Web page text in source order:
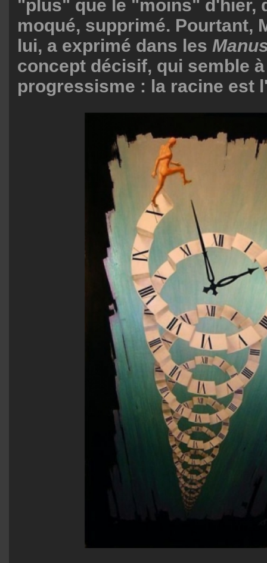
"plus" que le "moins" d'hier,
moqué, supprimé. Pourtant,
lui, a exprimé dans les
concept décisif, qui semble
progressisme : la racine est